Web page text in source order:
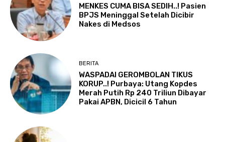
MENKES CUMA BISA SEDIH..! Pasien
BPJS Meninggal Setelah Dicibir
Nakes di Medsos
BERITA
WASPADAI GEROMBOLAN TIKUS
KORUP..! Purbaya: Utang Kopdes
Merah Putih Rp 240 Triliun Dibayar
Pakai APBN, Dicicil 6 Tahun